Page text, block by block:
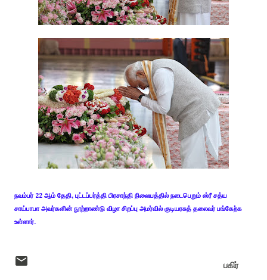
நவம்பர் 22 ஆம் தேதி, புட்டப்பர்த்தி பிரசாந்தி நிலையத்தில் நடைபெறும் ஸ்ரீ சத்ய
சாய்பாபா அவர்களின் நூற்றாண்டு விழா சிறப்பு அமர்வில் குடியரசுத் தலைவர் பங்கேற்க
உள்ளார்.
பகிர்